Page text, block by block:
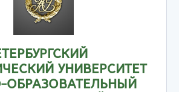
УНИВЕРСИТЕТ
ОБРАЗОВАТЕЛЬНЫЙ